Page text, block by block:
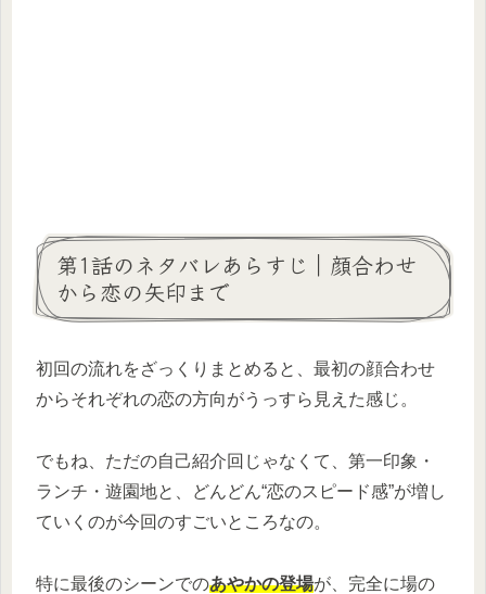
第1話のネタバレあらすじ｜顔合わせ
から恋の矢印まで
初回の流れをざっくりまとめると、最初の顔合わせ
からそれぞれの恋の方向がうっすら見えた感じ。
でもね、ただの自己紹介回じゃなくて、第一印象・
ランチ・遊園地と、どんどん“恋のスピード感”が増し
ていくのが今回のすごいところなの。
特に最後のシーンでのあやかの登場が、完全に場の